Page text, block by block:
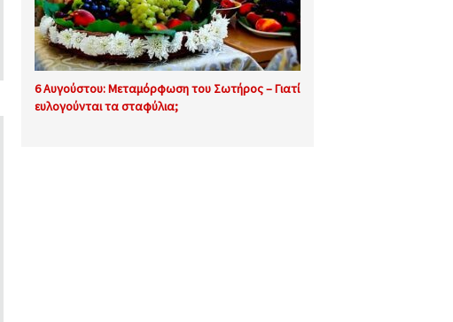
6 Αυγούστου: Μεταμόρφωση του Σωτήρος – Γιατί
ευλογούνται τα σταφύλια;